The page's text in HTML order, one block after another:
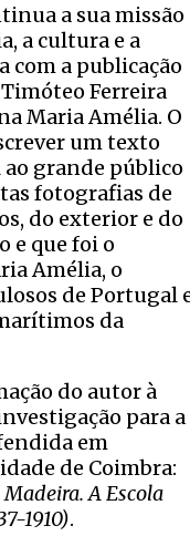
a sua missão
a cultura e a
com a publicação
Ferreira
Maria Amélia. O
um texto
grande público
fotografias de
do exterior e do
e que foi o
Amélia, o
de Portugal
da
do autor à
para a
em
de Coimbra:
A Escola
1910).